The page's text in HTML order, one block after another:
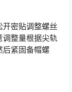
密贴调整螺丝
调整量根据尖轨
后紧固备帽螺